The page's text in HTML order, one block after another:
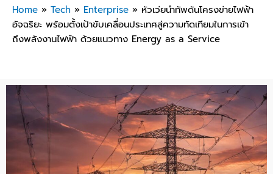
Home » Tech » Enterprise » หัวเว่ยนำทัพดันโครงข่ายไฟฟ้า
อัจฉริยะ พร้อมตั้งเป้าขับเคลื่อนประเทศสู่ความทัดเทียมในการเข้า
ถึงพลังงานไฟฟ้า ด้วยแนวทาง Energy as a Service